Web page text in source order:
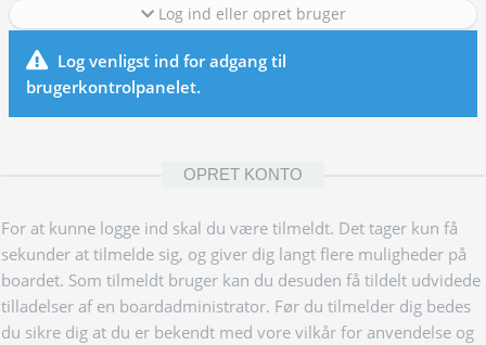
Log ind eller opret bruger
Log venligst ind for adgang til
brugerkontrolpanelet.
OPRET KONTO
For at kunne logge ind skal du være tilmeldt. Det tager kun få
sekunder at tilmelde sig, og giver dig langt flere muligheder på
boardet. Som tilmeldt bruger kan du desuden få tildelt udvidede
tilladelser af en boardadministrator. Før du tilmelder dig bedes
du sikre dig at du er bekendt med vore vilkår for anvendelse og